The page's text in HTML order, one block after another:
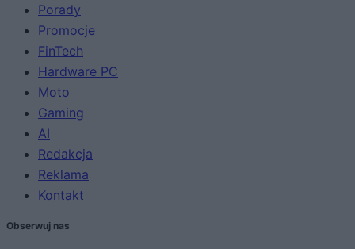
Porady
Promocje
FinTech
Hardware PC
Moto
Gaming
AI
Redakcja
Reklama
Kontakt
Obserwuj nas